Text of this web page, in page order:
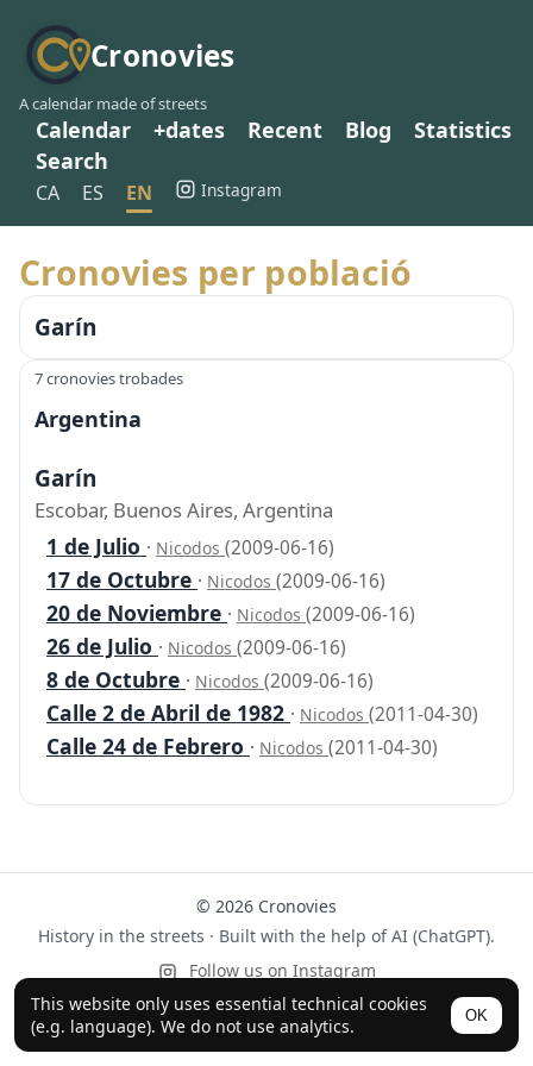
Cronovies
A calendar made of streets
Calendar +dates Recent Blog
Statistics
Search
CA ES EN Instagram
This website only uses essential technical cookies
(e.g. language). We do not use analytics.
OK
Cronovies per població
Garín
7 cronovies trobades
Argentina
Garín
Escobar, Buenos Aires, Argentina
1 de Julio · Nicodos (2009-06-16)
17 de Octubre · Nicodos (2009-06-16)
20 de Noviembre · Nicodos (2009-06-16)
26 de Julio · Nicodos (2009-06-16)
8 de Octubre · Nicodos (2009-06-16)
Calle 2 de Abril de 1982 · Nicodos (2011-04-30)
Calle 24 de Febrero · Nicodos (2011-04-30)
© 2026 Cronovies
History in the streets · Built with the help of AI (ChatGPT).
Follow us on Instagram